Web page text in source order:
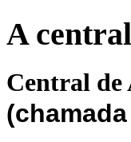
A
Central de